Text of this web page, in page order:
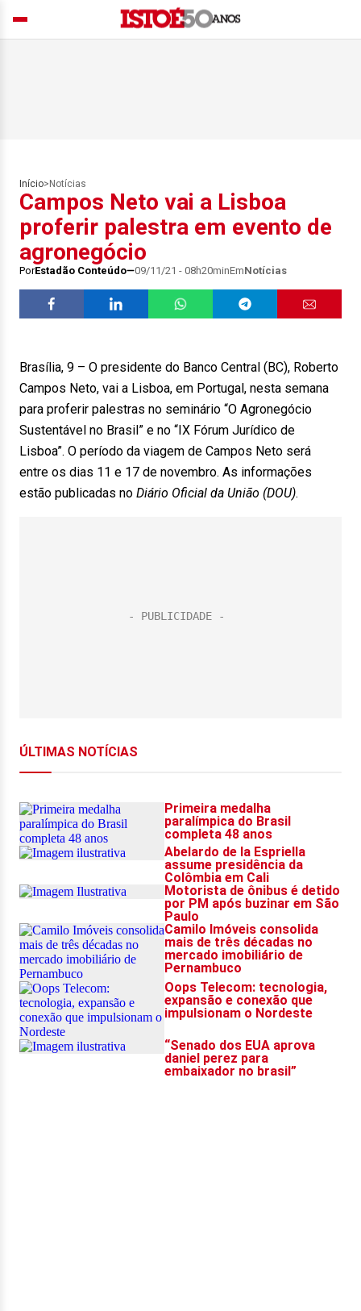
Início> Notícias
Campos Neto vai a Lisboa
proferir palestra em evento de
agronegócio
PorEstadão Conteúdo 09/11/21 - 08h20minEmNotícias
Brasília, 9 – O presidente do Banco Central (BC), Roberto
Campos Neto, vai a Lisboa, em Portugal, nesta semana
para proferir palestras no seminário “O Agronegócio
Sustentável no Brasil” e no “IX Fórum Jurídico de
Lisboa”. O período da viagem de Campos Neto será
entre os dias 11 e 17 de novembro. As informações
estão publicadas no Diário Oficial da União (DOU).